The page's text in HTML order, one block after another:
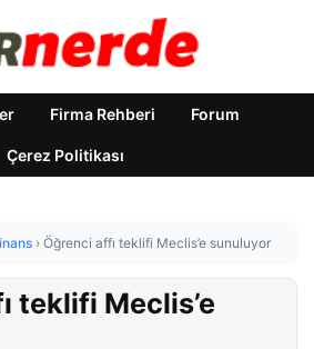
Firma Rehberi Forum
Çerez Politikası
› Öğrenci affı teklifi Meclis’e sunuluyor
teklifi Meclis’e